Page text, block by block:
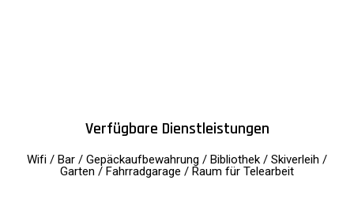
Verfügbare Dienstleistungen
Wifi / Bar / Gepäckaufbewahrung / Bibliothek / Skiverleih /
Garten / Fahrradgarage / Raum für Telearbeit